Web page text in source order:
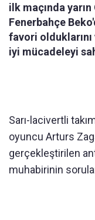
ilk maçında
Fenerbahçe
favori
iyi mücadeleyi
Sarı-lacivertli
oyuncu Arturs
gerçekleştirilen
muhabirinin